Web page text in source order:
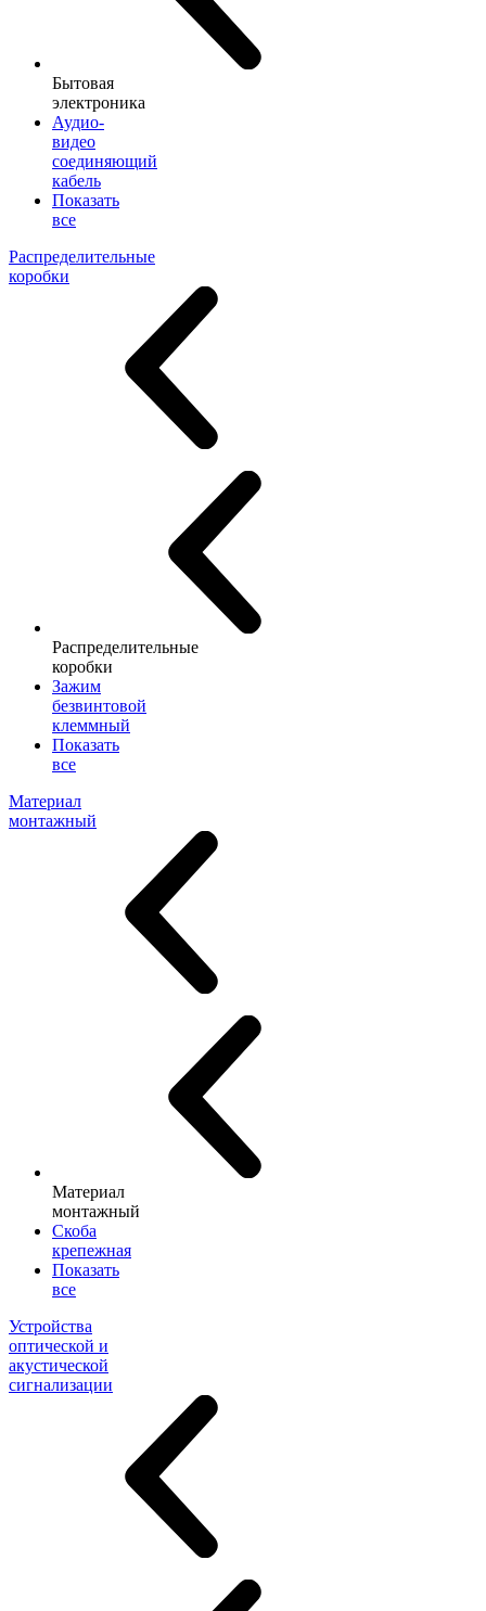
Бытовая
электроника
Аудио-
видео
соединяющий
кабель
Показать
все
Распределительные
коробки
Распределительные
коробки
Зажим
безвинтовой
клеммный
Показать
все
Материал
монтажный
Материал
монтажный
Скоба
крепежная
Показать
все
Устройства
оптической и
акустической
сигнализации